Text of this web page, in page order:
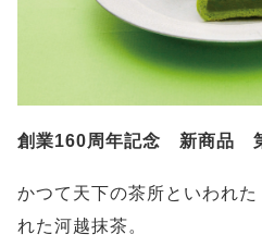
創業160周年記念 新商品
かつて天下の茶所といわれ
れた河越抹茶。